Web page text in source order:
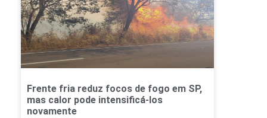
Frente fria reduz focos de fogo em SP,
mas calor pode intensificá-los
novamente